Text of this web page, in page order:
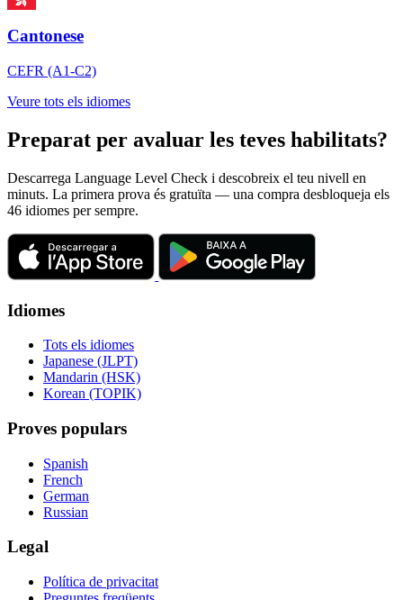
Cantonese
CEFR (A1-C2)
Veure tots els idiomes
Preparat per avaluar les teves habilitats?
Descarrega Language Level Check i descobreix el teu nivell en
minuts. La primera prova és gratuïta — una compra desbloqueja els
46 idiomes per sempre.
Idiomes
Tots els idiomes
Japanese (JLPT)
Mandarin (HSK)
Korean (TOPIK)
Proves populars
Spanish
French
German
Russian
Legal
Política de privacitat